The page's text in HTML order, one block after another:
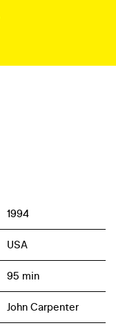
1994
USA
95 min
John Carpenter